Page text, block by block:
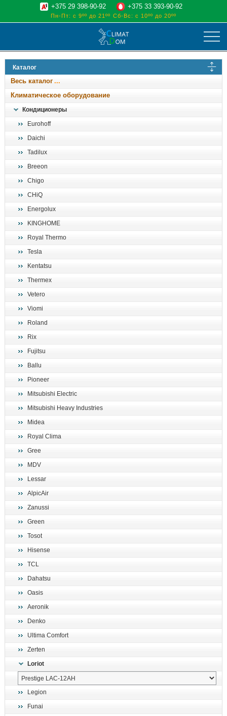
климат
отопительные котлы
водоснабжение
+375 29 398-90-92 +375 33 393-90-92
Пн-Пт: с 9ºº до 21ºº Сб-Вс: с 10ºº до 20ºº
Каталог
Весь каталог
Климатическое оборудование
Кондиционеры
Eurohoff
Daichi
Tadilux
Breeon
Chigo
CHiQ
Energolux
KINGHOME
Royal Thermo
Tesla
Kentatsu
Thermex
Vetero
Viomi
Roland
Rix
Fujitsu
Ballu
Pioneer
Mitsubishi Electric
Mitsubishi Heavy Industries
Midea
Royal Clima
Gree
MDV
Lessar
AlpicAir
Zanussi
Green
Tosot
Hisense
TCL
Dahatsu
Oasis
Aeronik
Denko
Ultima Comfort
Zerten
Loriot
Legion
Funai